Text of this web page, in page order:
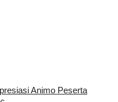
Animo Peserta